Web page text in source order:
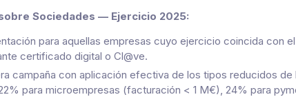
Sociedades — Ejercicio 2025:
para aquellas empresas cuyo ejercicio coincida con
certificado digital o Cl@ve.
campaña con aplicación efectiva de los tipos reducidos
para microempresas (facturación < 1 M€), 24% para